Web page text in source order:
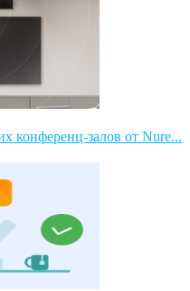
конференц-залов от Nure...